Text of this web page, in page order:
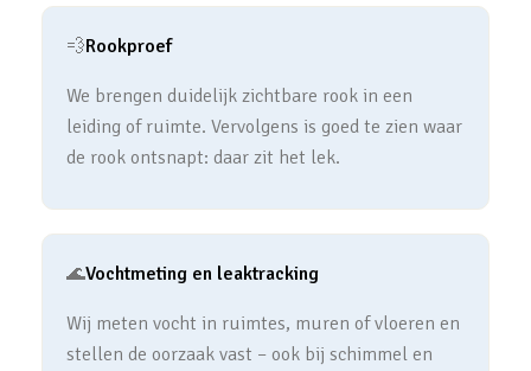
💨Rookproef
We brengen duidelijk zichtbare rook in een
leiding of ruimte. Vervolgens is goed te zien waar
de rook ontsnapt: daar zit het lek.
🌊Vochtmeting en leaktracking
Wij meten vocht in ruimtes, muren of vloeren en
stellen de oorzaak vast – ook bij schimmel en